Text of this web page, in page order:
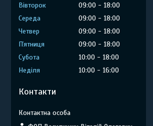
Вівторок
09:00
18:00
Середа
09:00
18:00
Четвер
09:00
18:00
Пʼятниця
09:00
18:00
Субота
10:00
18:00
Неділя
10:00 16:00
Контакти